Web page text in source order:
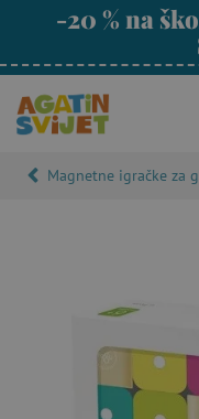
-20 % na
Magnetne igračke za